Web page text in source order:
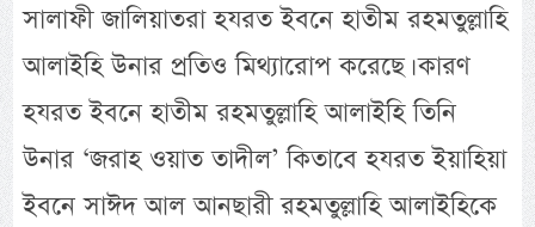
সালাফী জালিয়াতরা হযরত ইবনে হাতীম রহমতুল্লাহি
আলাইহি উনার প্রতিও মিথ্যারোপ করেছে। কারণ
হযরত ইবনে হাতীম রহমতুল্লাহি আলাইহি তিনি
উনার ‘জরাহ ওয়াত তাদীল’ কিতাবে হযরত ইয়াহিয়া
ইবনে সাঈদ আল আনছারী রহমতুল্লাহি আলাইহিকে